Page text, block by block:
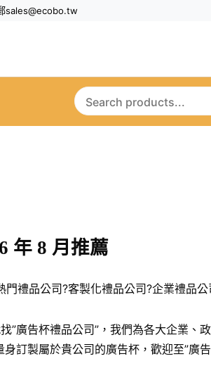
sales@ecobo.tw
年 8 月推薦
門禮品公司?客製化禮品公司?企業禮品
”廣告杯禮品公司”，我們為各大企業
身訂製屬於貴公司的廣告杯，歡迎至”廣